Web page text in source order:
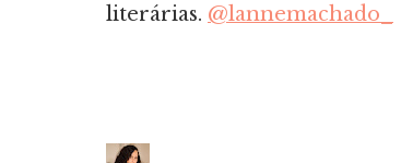
literárias. @lannemachado_